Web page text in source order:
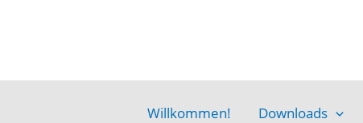
Willkommen! Downloads